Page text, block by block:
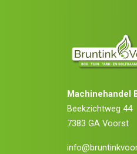
Machinehandel
Beekzichtweg 44
7383 GA Voorst